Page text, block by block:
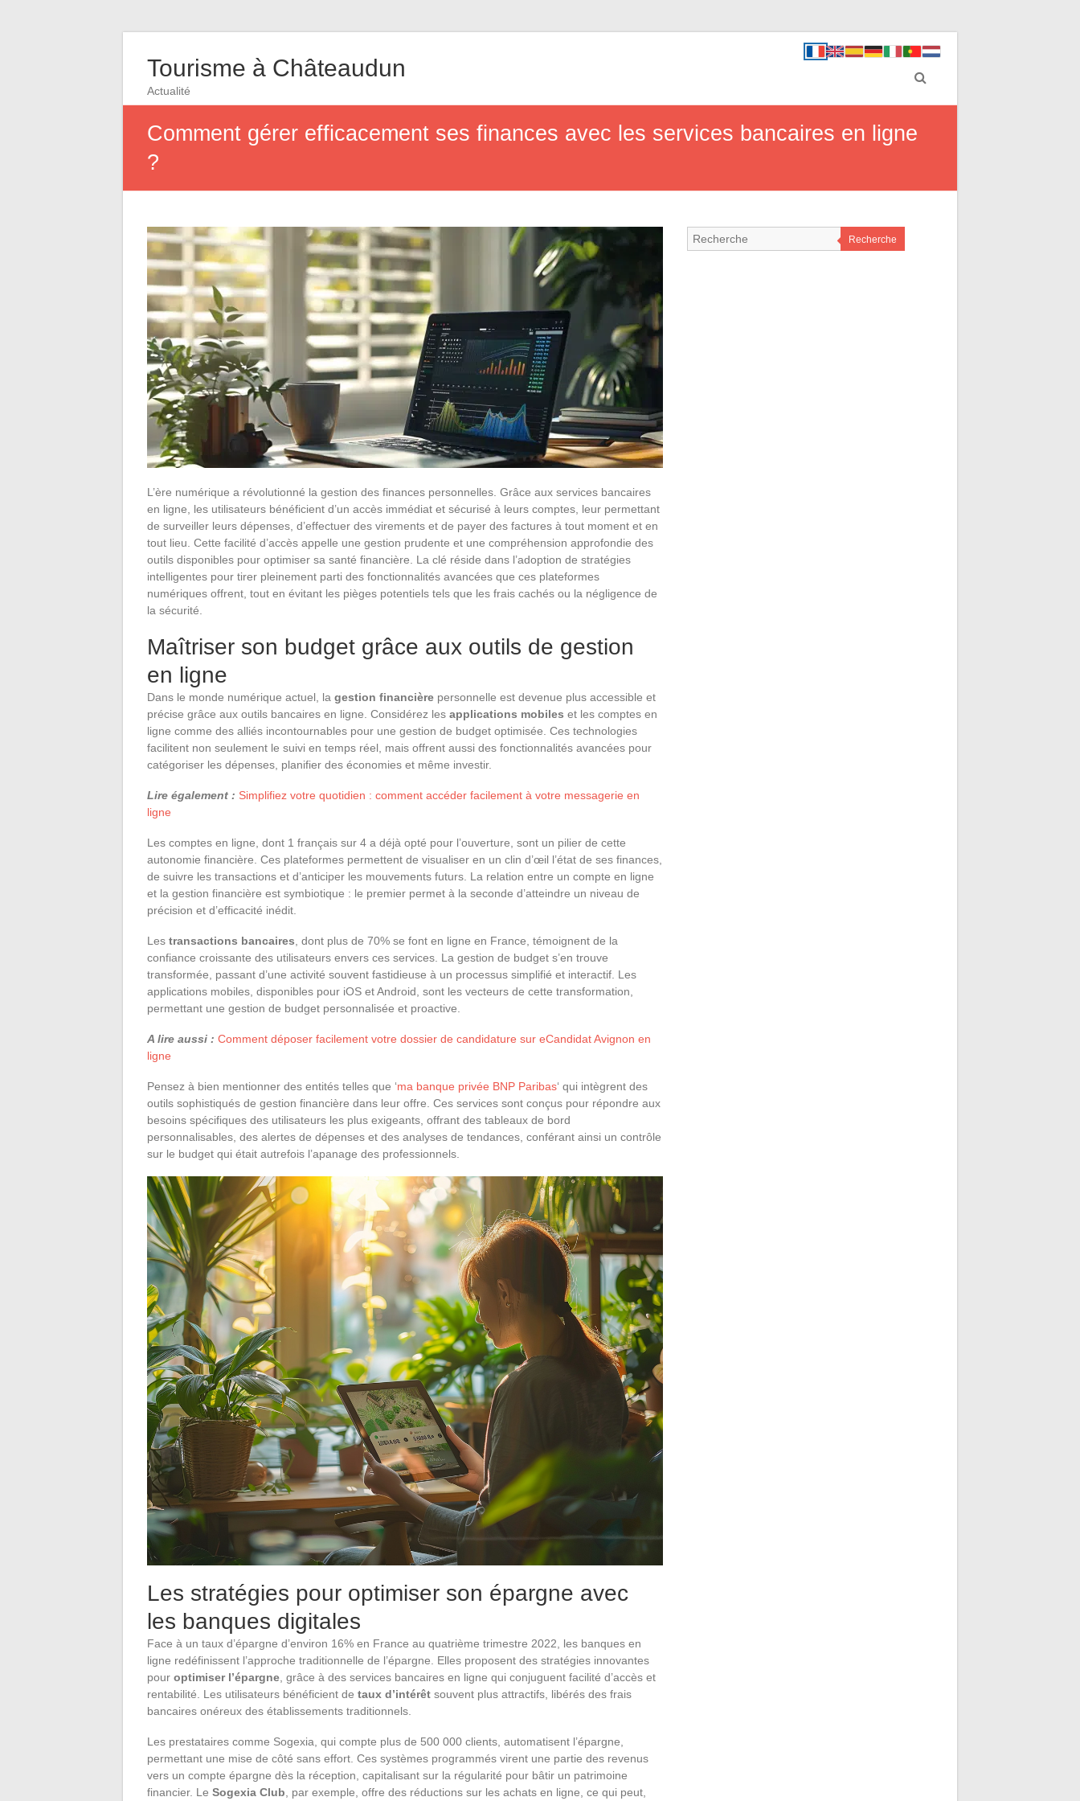
Tourisme à Châteaudun
Actualité
Comment gérer efficacement ses finances avec les services bancaires en ligne
?
L’ère numérique a révolutionné la gestion des finances personnelles. Grâce aux services bancaires
en ligne, les utilisateurs bénéficient d’un accès immédiat et sécurisé à leurs comptes, leur permettant
de surveiller leurs dépenses, d’effectuer des virements et de payer des factures à tout moment et en
tout lieu. Cette facilité d’accès appelle une gestion prudente et une compréhension approfondie des
outils disponibles pour optimiser sa santé financière. La clé réside dans l’adoption de stratégies
intelligentes pour tirer pleinement parti des fonctionnalités avancées que ces plateformes
numériques offrent, tout en évitant les pièges potentiels tels que les frais cachés ou la négligence de
la sécurité.
Maîtriser son budget grâce aux outils de gestion
en ligne
Dans le monde numérique actuel, la gestion financière personnelle est devenue plus accessible et
précise grâce aux outils bancaires en ligne. Considérez les applications mobiles et les comptes en
ligne comme des alliés incontournables pour une gestion de budget optimisée. Ces technologies
facilitent non seulement le suivi en temps réel, mais offrent aussi des fonctionnalités avancées pour
catégoriser les dépenses, planifier des économies et même investir.
Lire également : Simplifiez votre quotidien : comment accéder facilement à votre messagerie en
ligne
Les comptes en ligne, dont 1 français sur 4 a déjà opté pour l’ouverture, sont un pilier de cette
autonomie financière. Ces plateformes permettent de visualiser en un clin d’œil l’état de ses finances,
de suivre les transactions et d’anticiper les mouvements futurs. La relation entre un compte en ligne
et la gestion financière est symbiotique : le premier permet à la seconde d’atteindre un niveau de
précision et d’efficacité inédit.
Les transactions bancaires , dont plus de 70% se font en ligne en France, témoignent de la
confiance croissante des utilisateurs envers ces services. La gestion de budget s’en trouve
transformée, passant d’une activité souvent fastidieuse à un processus simplifié et interactif. Les
applications mobiles, disponibles pour iOS et Android, sont les vecteurs de cette transformation,
permettant une gestion de budget personnalisée et proactive.
A lire aussi : Comment déposer facilement votre dossier de candidature sur eCandidat Avignon en
ligne
Pensez à bien mentionner des entités telles que ‘ma banque privée BNP Paribas‘ qui intègrent des
outils sophistiqués de gestion financière dans leur offre. Ces services sont conçus pour répondre aux
besoins spécifiques des utilisateurs les plus exigeants, offrant des tableaux de bord
personnalisables, des alertes de dépenses et des analyses de tendances, conférant ainsi un contrôle
sur le budget qui était autrefois l’apanage des professionnels.
Les stratégies pour optimiser son épargne avec
les banques digitales
Face à un taux d’épargne d’environ 16% en France au quatrième trimestre 2022, les banques en
ligne redéfinissent l’approche traditionnelle de l’épargne. Elles proposent des stratégies innovantes
pour optimiser l’épargne , grâce à des services bancaires en ligne qui conjuguent facilité d’accès et
rentabilité. Les utilisateurs bénéficient de taux d’intérêt souvent plus attractifs, libérés des frais
bancaires onéreux des établissements traditionnels.
Les prestataires comme Sogexia, qui compte plus de 500 000 clients, automatisent l’épargne,
permettant une mise de côté sans effort. Ces systèmes programmés virent une partie des revenus
vers un compte épargne dès la réception, capitalisant sur la régularité pour bâtir un patrimoine
financier. Le Sogexia Club , par exemple, offre des réductions sur les achats en ligne, ce qui peut,
Recherche